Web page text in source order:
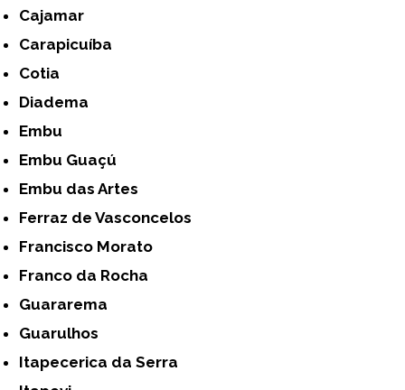
Cajamar
Carapicuíba
Cotia
Diadema
Embu
Embu Guaçú
Embu das Artes
Ferraz de Vasconcelos
Francisco Morato
Franco da Rocha
Guararema
Guarulhos
Itapecerica da Serra